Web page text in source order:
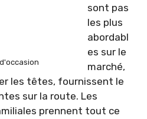
sont pas
les plus
abordabl
es sur le
marché,
les têtes, fournissent le
sur la route. Les
prennent tout ce